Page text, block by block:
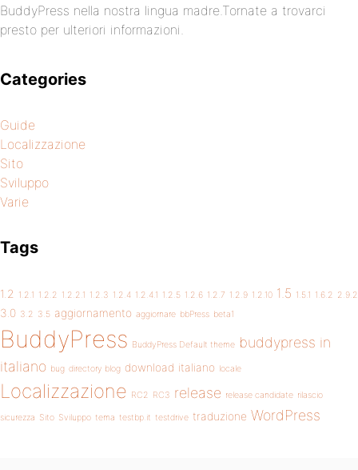
BuddyPress nella nostra lingua madre.Tornate a trovarci
presto per ulteriori informazioni.
Categories
Guide
Localizzazione
Sito
Sviluppo
Varie
Tags
1.2 1.2.1 1.2.2 1.2.2.1 1.2.3 1.2.4 1.2.4.1 1.2.5 1.2.6 1.2.7 1.2.9 1.2.10 1.5 1.5.1 1.6.2 2.9.2
3.0 3.2 3.5 aggiornamento aggiornare bbPress beta1
BuddyPress BuddyPress Default theme buddypress in
italiano bug directory blog download italiano locale
Localizzazione RC2 RC3 release release candidate rilascio
sicurezza Sito Sviluppo tema testbp.it testdrive traduzione WordPress